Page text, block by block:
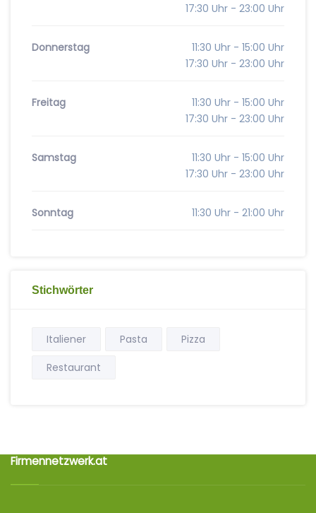
17:30 Uhr - 23:00 Uhr
Donnerstag
11:30 Uhr - 15:00 Uhr
17:30 Uhr - 23:00 Uhr
Freitag
11:30 Uhr - 15:00 Uhr
17:30 Uhr - 23:00 Uhr
Samstag
11:30 Uhr - 15:00 Uhr
17:30 Uhr - 23:00 Uhr
Sonntag 11:30 Uhr - 21:00 Uhr
Stichwörter
Italiener Pasta
Pizza
Restaurant
Firmennetzwerk.at